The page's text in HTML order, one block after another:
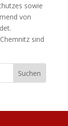
sowie
von
sind